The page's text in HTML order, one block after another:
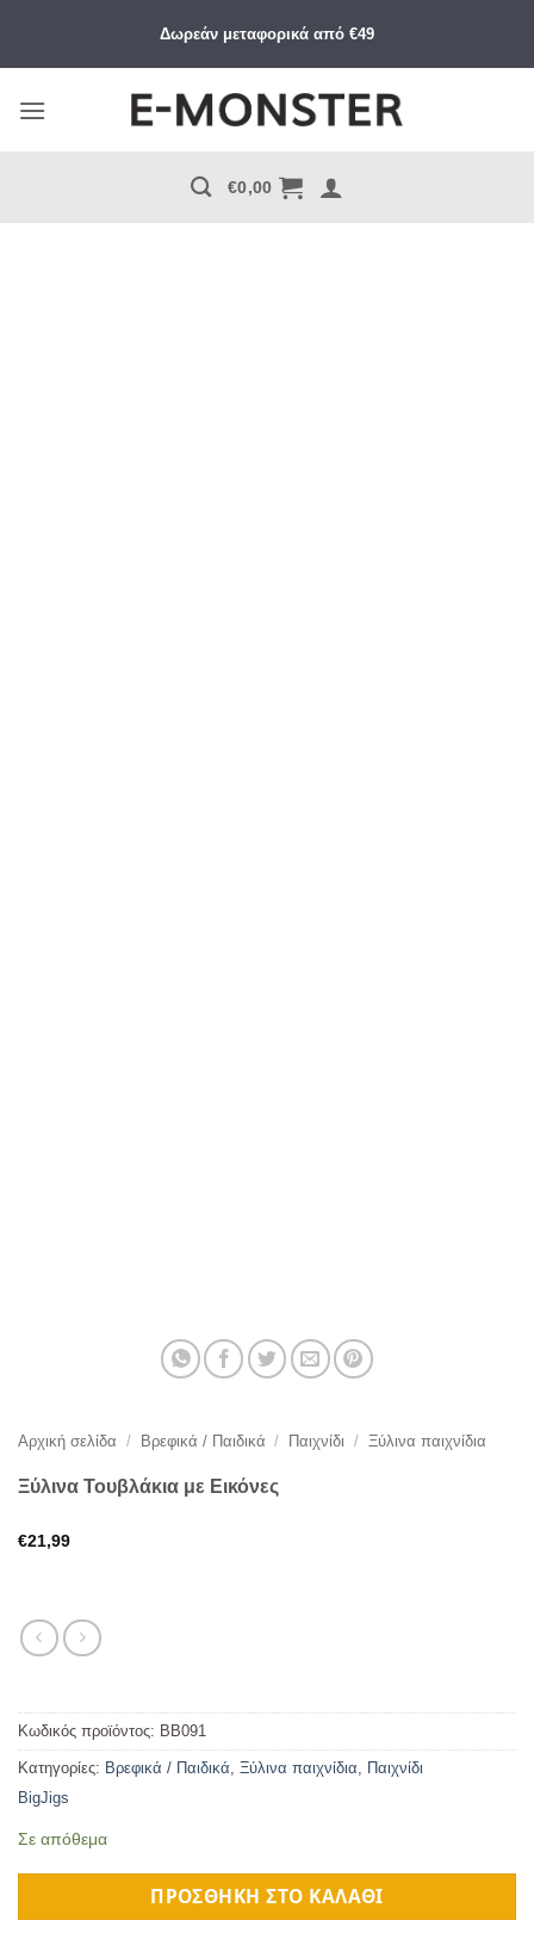
περιεχόμενο
Δωρεάν μεταφορικά από €49
€0,00
Αρχική σελίδα / Βρεφικά / Παιδικά / Παιχνίδι / Ξύλινα παιχνίδια
Ξύλινα Τουβλάκια με Εικόνες
€21,99
Κωδικός προϊόντος: BB091
Κατηγορίες: Βρεφικά / Παιδικά Ξύλινα παιχνίδια
Παιχνίδι
BigJigs
Σε απόθεμα
ΠΡΟΣΘΉΚΗ ΣΤΟ ΚΑΛΆΘΙ